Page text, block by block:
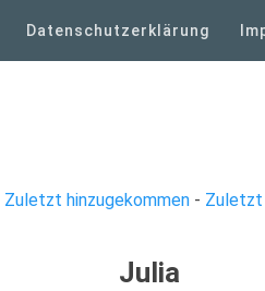
Datenschutzerklärung
Zuletzt hinzugekommen- Zuletzt
Julia